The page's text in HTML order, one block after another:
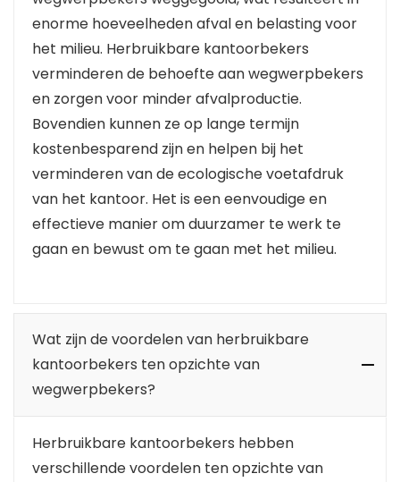
enorme hoeveelheden afval en belasting voor
het milieu. Herbruikbare kantoorbekers
verminderen de behoefte aan wegwerpbekers
en zorgen voor minder afvalproductie.
Bovendien kunnen ze op lange termijn
kostenbesparend zijn en helpen bij het
verminderen van de ecologische voetafdruk
van het kantoor. Het is een eenvoudige en
effectieve manier om duurzamer te werk te
gaan en bewust om te gaan met het milieu.
Wat zijn de voordelen van herbruikbare
kantoorbekers ten opzichte van
wegwerpbekers?
Herbruikbare kantoorbekers hebben
verschillende voordelen ten opzichte van